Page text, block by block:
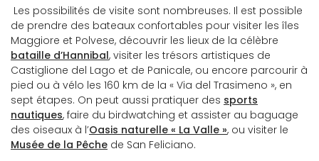
Les possibilités de visite sont nombreuses. Il est possible
de prendre des bateaux confortables pour visiter les îles
Maggiore et Polvese, découvrir les lieux de la célèbre
bataille d’Hannibal, visiter les trésors artistiques de
Castiglione del Lago et de Panicale, ou encore parcourir à
pied ou à vélo les 160 km de la « Via del Trasimeno », en
sept étapes. On peut aussi pratiquer des sports
nautiques, faire du birdwatching et assister au baguage
des oiseaux à l’Oasis naturelle « La Valle », ou visiter le
Musée de la Pêche de San Feliciano.